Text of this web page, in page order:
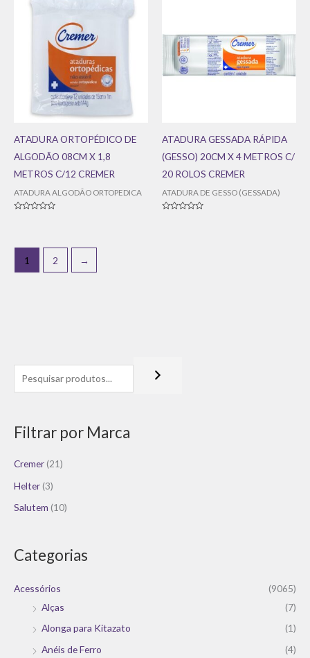
Filtrar por Marca
Cremer (21)
Helter (3)
Salutem (10)
Categorias
Acessórios
(9065)
Alças
(7)
Alonga para Kitazato
(1)
Anéis de Ferro
(4)
ATADURA ORTOPÉDICO DE
ALGODÃO 08CM X 1,8
METROS C/12 CREMER
ATADURA ALGODÃO ORTOPEDICA
ATADURA GESSADA RÁPIDA
(GESSO) 20CM X 4 METROS C/
20 ROLOS CREMER
ATADURA DE GESSO (GESSADA)
1 2 →